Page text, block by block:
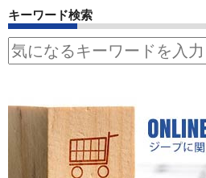
キーワード検索